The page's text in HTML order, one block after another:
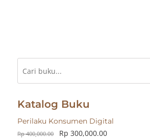
Katalog Buku
Perilaku Konsumen Digital
Rp400,000.00 Rp 300,000.00